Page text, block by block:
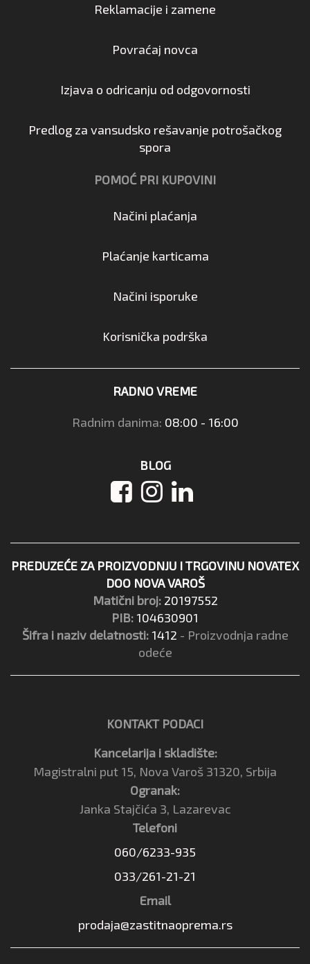
Reklamacije i zamene
Povraćaj novca
Izjava o odricanju od odgovornosti
Predlog za vansudsko rešavanje potrošačkog
spora
POMOĆ PRI KUPOVINI
Načini plaćanja
Plaćanje karticama
Načini isporuke
Korisnička podrška
RADNO VREME
Radnim danima: 08:00 - 16:00
BLOG
PREDUZEĆE ZA PROIZVODNJU I TRGOVINU NOVATEX
DOO NOVA VAROŠ
Matični broj: 20197552
PIB: 104630901
Šifra i naziv delatnosti: 1412 - Proizvodnja radne
odeće
KONTAKT PODACI
Kancelarija i skladište:
Magistralni put 15, Nova Varoš 31320, Srbija
Ogranak:
Janka Stajčića 3, Lazarevac
Telefoni
060/6233-935
033/261-21-21
Email
prodaja@zastitnaoprema.rs